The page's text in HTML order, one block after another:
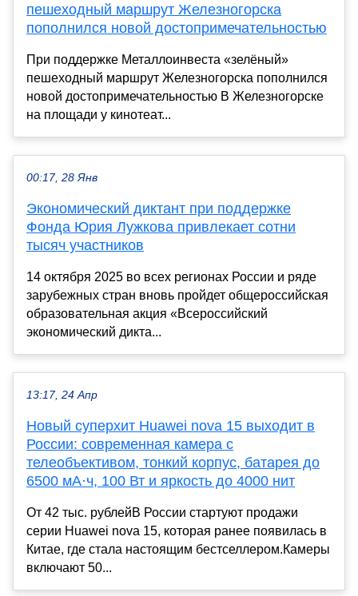
пешеходный маршрут Железногорска
пополнился новой достопримечательностью
При поддержке Металлоинвеста «зелёный»
пешеходный маршрут Железногорска пополнился
новой достопримечательностью В Железногорске
на площади у кинотеат...
00:17, 28 Янв
Экономический диктант при поддержке
Фонда Юрия Лужкова привлекает сотни
тысяч участников
14 октября 2025 во всех регионах России и ряде
зарубежных стран вновь пройдет общероссийская
образовательная акция «Всероссийский
экономический дикта...
13:17, 24 Апр
Новый суперхит Huawei nova 15 выходит в
России: современная камера с
телеобъективом, тонкий корпус, батарея до
6500 мА·ч, 100 Вт и яркость до 4000 нит
От 42 тыс. рублейВ России стартуют продажи
серии Huawei nova 15, которая ранее появилась в
Китае, где стала настоящим бестселлером.Камеры
включают 50...